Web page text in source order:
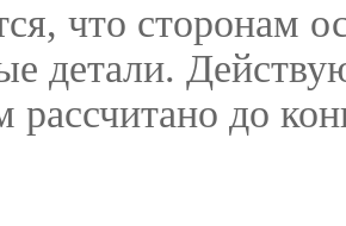
что сторонам
детали.
рассчитано до